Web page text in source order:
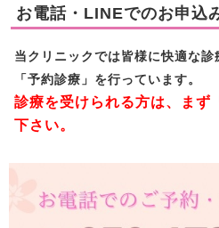
お電話・LINEでのお申込
当クリニックでは皆様に快適な
「予約診療」を行っています。
診療を受けられる方は、まず
下さい。